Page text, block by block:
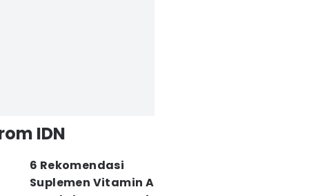
IDN
6 Rekomendasi
Suplemen Vitamin A